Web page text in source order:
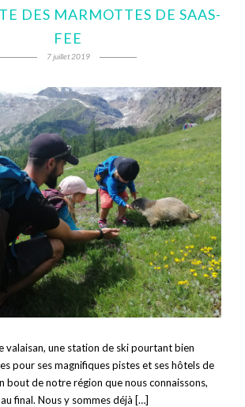
DES MARMOTTES DE SAAS-
FEE
7 juillet 2019
valaisan, une station de ski pourtant bien
pour ses magnifiques pistes et ses hôtels de
bout de notre région que nous connaissons,
final. Nous y sommes déjà […]